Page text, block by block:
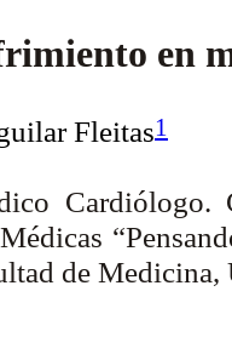
en
Fleitas1
Cardiólogo.
de